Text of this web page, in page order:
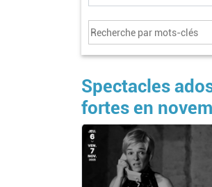
Spectacles
fortes en